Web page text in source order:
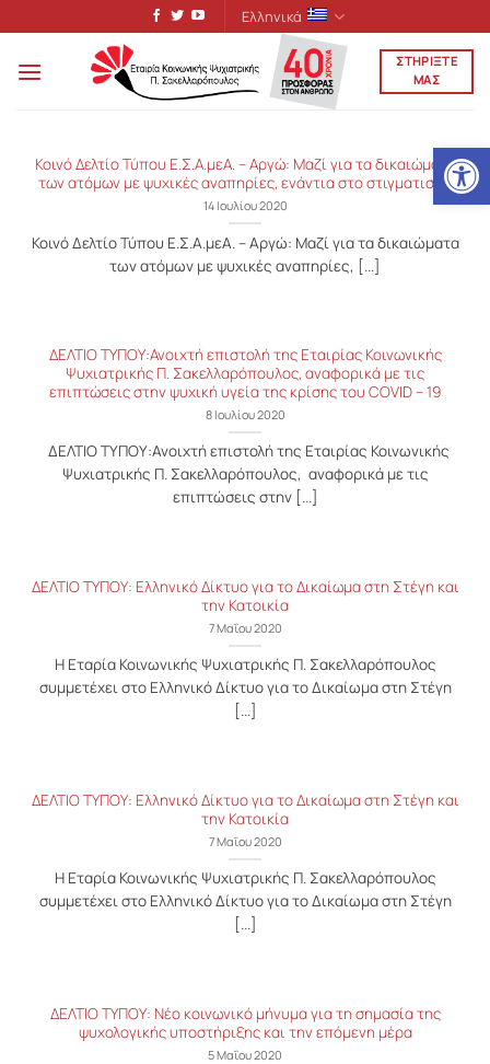
στο
περιεχόμενο
Ελληνικά
ΣΤΗΡΙΞΤΕ
ΜΑΣ
Κοινό Δελτίο Τύπου Ε.Σ.Α.μεΑ. – Αργώ: Μαζί για τα δικαιώματα
των ατόμων με ψυχικές αναπηρίες, ενάντια στο στιγματισμό
14 Ιουλίου 2020
Κοινό Δελτίο Τύπου Ε.Σ.Α.μεΑ. – Αργώ: Μαζί για τα δικαιώματα
των ατόμων με ψυχικές αναπηρίες, [...]
ΔΕΛΤΙΟ ΤΥΠΟΥ:Ανοιχτή επιστολή της Εταιρίας Κοινωνικής
Ψυχιατρικής Π. Σακελλαρόπουλος, αναφορικά με τις
επιπτώσεις στην ψυχική υγεία της κρίσης του COVID – 19
8 Ιουλίου 2020
ΔΕΛΤΙΟ ΤΥΠΟΥ:Ανοιχτή επιστολή της Εταιρίας Κοινωνικής
Ψυχιατρικής Π. Σακελλαρόπουλος, αναφορικά με τις
επιπτώσεις στην [...]
ΔΕΛΤΙΟ ΤΥΠΟΥ: Ελληνικό Δίκτυο για το Δικαίωμα στη Στέγη και
την Κατοικία
7 Μαΐου 2020
H Eταρία Κοινωνικής Ψυχιατρικής Π. Σακελλαρόπουλος
συμμετέχει στο Ελληνικό Δίκτυο για το Δικαίωμα στη Στέγη
[...]
ΔΕΛΤΙΟ ΤΥΠΟΥ: Ελληνικό Δίκτυο για το Δικαίωμα στη Στέγη και
την Κατοικία
7 Μαΐου 2020
H Eταρία Κοινωνικής Ψυχιατρικής Π. Σακελλαρόπουλος
συμμετέχει στο Ελληνικό Δίκτυο για το Δικαίωμα στη Στέγη
[...]
ΔΕΛΤΙΟ ΤΥΠΟΥ: Νέο κοινωνικό μήνυμα για τη σημασία της
ψυχολογικής υποστήριξης και την επόμενη μέρα
5 Μαΐου 2020